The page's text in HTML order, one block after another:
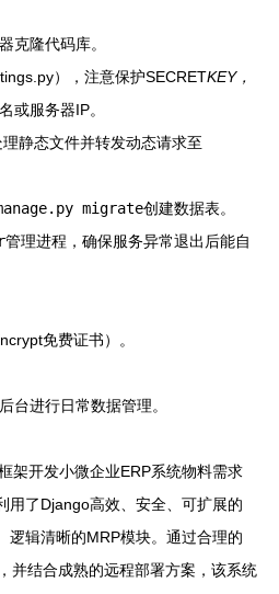
克隆代码库。
），注意保护SECRETKEY，
或服务器IP。
静态文件并转发动态请求至
migrate创建数据表。
管理进程，确保服务异常退出后能自
免费证书）。
台进行日常数据管理。
架开发小微企业ERP系统物料需求
用了Django高效、安全、可扩展的
逻辑清晰的MRP模块。通过合理的
并结合成熟的远程部署方案，该系统